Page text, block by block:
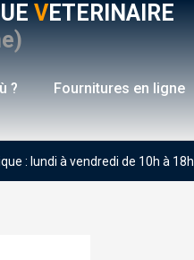
VETERINAIRE
?
Fournitures en ligne
: lundi à vendredi de 10h à 18h